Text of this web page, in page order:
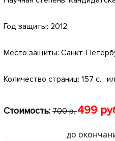
Год защиты: 2012
Место защиты: Санкт-
Количество страниц: 157 с. :
Стоимость: 700 р.499
до